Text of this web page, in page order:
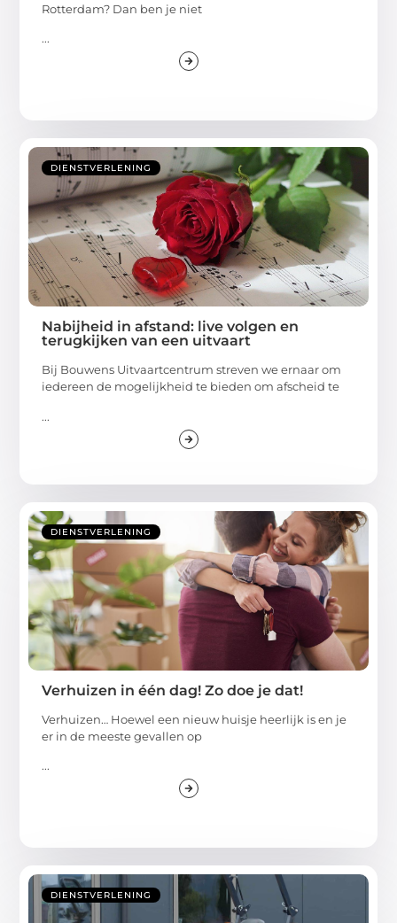
Rotterdam? Dan ben je niet
...
DIENSTVERLENING
Nabijheid in afstand: live volgen en
terugkijken van een uitvaart
Bij Bouwens Uitvaartcentrum streven we ernaar om
iedereen de mogelijkheid te bieden om afscheid te
...
DIENSTVERLENING
Verhuizen in één dag! Zo doe je dat!
Verhuizen… Hoewel een nieuw huisje heerlijk is en je
er in de meeste gevallen op
...
DIENSTVERLENING